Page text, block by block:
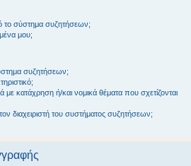
το σύστημα συζητήσεων;
μου;
συζητήσεων;
κατάχρηση ή/και νομικά θέματα που σχετίζονται
διαχειριστή του συστήματος συζητήσεων;